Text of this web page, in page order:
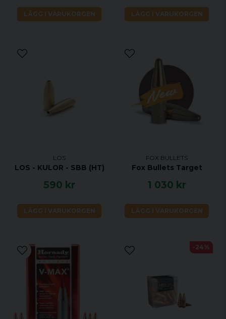
LÄGG I VARUKORGEN LÄGG I VARUKORGEN
LOS
LOS - KULOR - SBB (HT)
590 kr
LÄGG I VARUKORGEN
FOX BULLETS
Fox Bullets Target
1 030 kr
LÄGG I VARUKORGEN
-24%